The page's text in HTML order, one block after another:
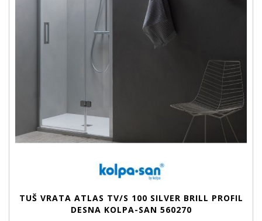
TUŠ VRATA ATLAS TV/S 100 SILVER BRILL PROFIL
DESNA KOLPA-SAN 560270